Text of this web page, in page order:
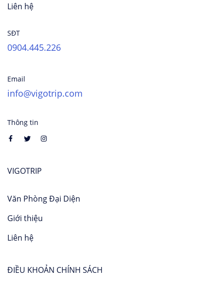
Liên hệ
SĐT
0904.445.226
Email
info@vigotrip.com
Thông tin
VIGOTRIP
Văn Phòng Đại Diện
Giới thiệu
Liên hệ
ĐIỀU KHOẢN CHÍNH SÁCH